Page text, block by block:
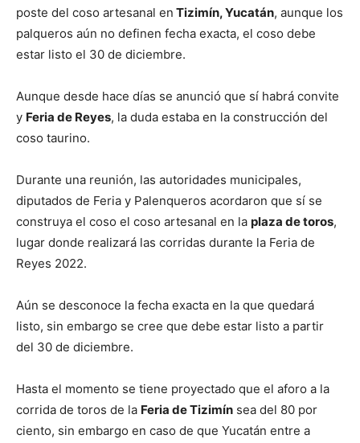
poste del coso artesanal en Tizimín, Yucatán, aunque los
palqueros aún no definen fecha exacta, el coso debe
estar listo el 30 de diciembre.
Aunque desde hace días se anunció que sí habrá convite
y Feria de Reyes, la duda estaba en la construcción del
coso taurino.
Durante una reunión, las autoridades municipales,
diputados de Feria y Palenqueros acordaron que sí se
construya el coso el coso artesanal en la plaza de toros,
lugar donde realizará las corridas durante la Feria de
Reyes 2022.
Aún se desconoce la fecha exacta en la que quedará
listo, sin embargo se cree que debe estar listo a partir
del 30 de diciembre.
Hasta el momento se tiene proyectado que el aforo a la
corrida de toros de la Feria de Tizimín sea del 80 por
ciento, sin embargo en caso de que Yucatán entre a